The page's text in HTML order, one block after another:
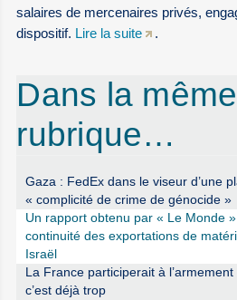
salaires de mercenaires privés,
dispositif. Lire la suite .
Dans la même
rubrique…
Gaza : FedEx dans le viseur d’une
« complicité de crime de génocide »
Un rapport obtenu par « Le Monde
continuité des exportations de
Israël
La France participerait à l’armement
c’est déjà trop